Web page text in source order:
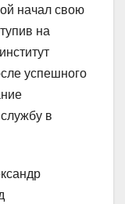
начал свою
на
успешного
в